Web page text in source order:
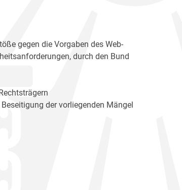
gegen die Vorgaben des Web-
durch den Bund
der vorliegenden Mängel